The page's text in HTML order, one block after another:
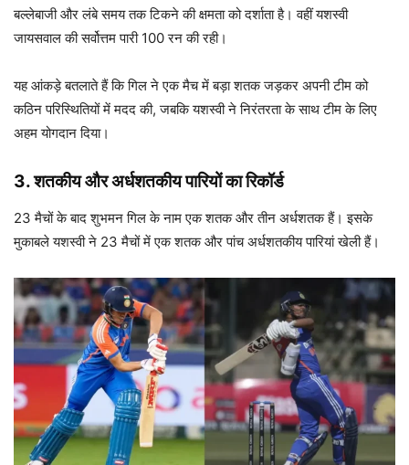
बल्लेबाजी और लंबे समय तक टिकने की क्षमता को दर्शाता है। वहीं यशस्वी
जायसवाल की सर्वोत्तम पारी 100 रन की रही।
यह आंकड़े बतलाते हैं कि गिल ने एक मैच में बड़ा शतक जड़कर अपनी टीम को
कठिन परिस्थितियों में मदद की, जबकि यशस्वी ने निरंतरता के साथ टीम के लिए
अहम योगदान दिया।
3.शतकीय और अर्धशतकीय पारियों का रिकॉर्ड
23 मैचों के बाद शुभमन गिल के नाम एक शतक और तीन अर्धशतक हैं। इसके
मुकाबले यशस्वी ने 23 मैचों में एक शतक और पांच अर्धशतकीय पारियां खेली हैं।